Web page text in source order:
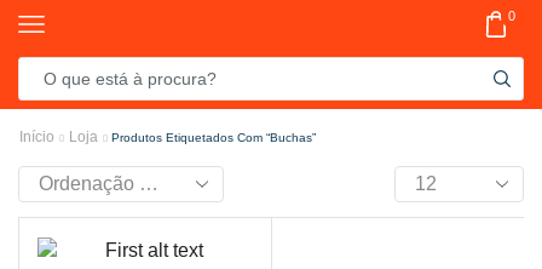
0
Início Loja Produtos Etiquetados Com “buchas”